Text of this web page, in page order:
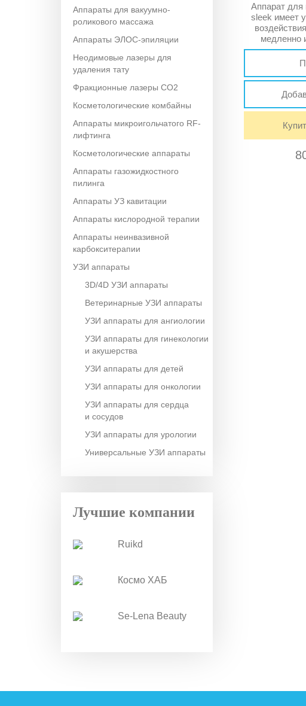
Аппараты для вакуумно-
роликового массажа
Аппараты ЭЛОС-эпиляции
Неодимовые лазеры для
удаления тату
Фракционные лазеры CO2
Косметологические комбайны
Аппараты микроигольчатого RF-
лифтинга
Косметологические аппараты
Аппараты газожидкостного
пилинга
Аппараты УЗ кавитации
Аппараты кислородной терапии
Аппараты неинвазивной
карбокситерапии
УЗИ аппараты
3D/4D УЗИ аппараты
Ветеринарные УЗИ аппараты
УЗИ аппараты для ангиологии
УЗИ аппараты для гинекологии
и акушерства
УЗИ аппараты для детей
УЗИ аппараты для онкологии
УЗИ аппараты для сердца
и сосудов
УЗИ аппараты для урологии
Универсальные УЗИ аппараты
Лучшие компании
Ruikd
Космо ХАБ
Se-Lena Beauty
Аппарат для
sleek имеет
медленно
продвигать
конкретному
телу. R-
тяжелый
это
пропускать
этом